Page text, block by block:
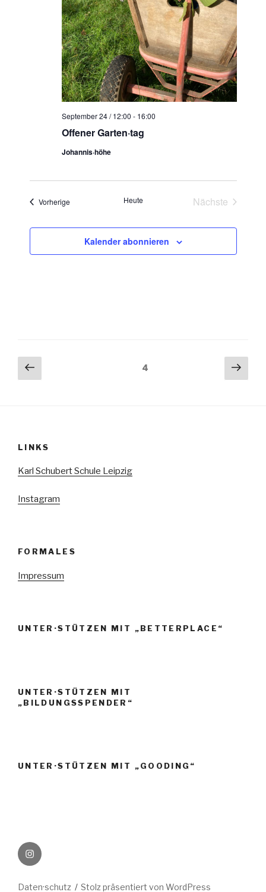
Offener Garten·tag
September 24 / 12:00 - 16:00
Johannis·höhe
VorherigeVeranstaltungen Heute
Nächste
Kalender abonnieren
Seitennummerierung
der
Vorherige
Seite
4
LINKS
Karl Schubert Schule Leipzig
Instagram
FORMALES
Impressum
UNTER·STÜTZEN MIT „BETTERPLACE“
UNTER·STÜTZEN MIT
„BILDUNGSSPENDER“
UNTER·STÜTZEN MIT „GOODING“
Instagram
Daten·schutz Stolz präsentiert von WordPress